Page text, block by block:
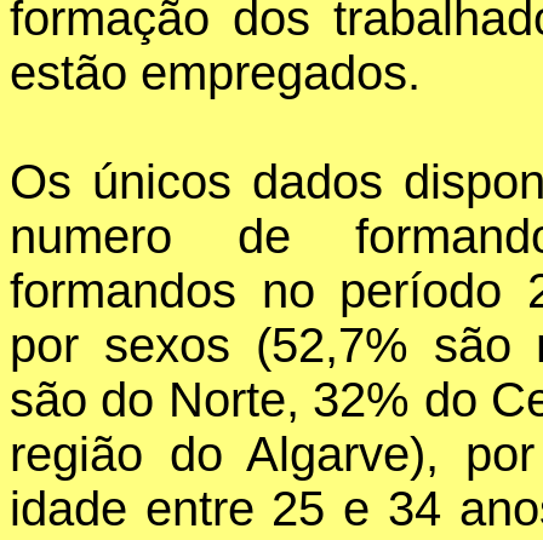
formação dos
estão empregados.
Os únicos dados
numero de
formandos no período
por sexos (52,7% são
são do Norte, 32% do
região do Algarve),
idade entre 25 e 34